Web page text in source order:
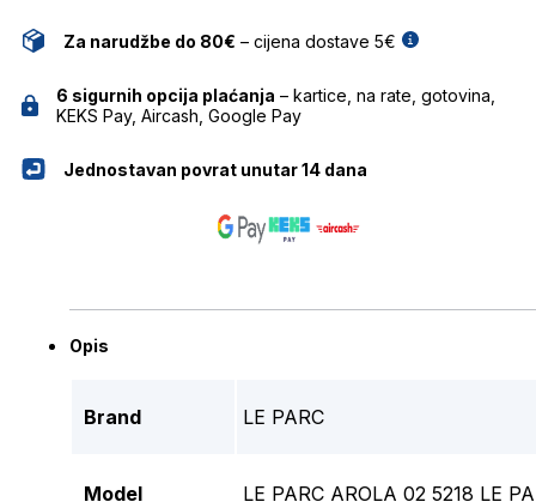
Za narudžbe do 80€ – cijena dostave 5€
6 sigurnih opcija plaćanja – kartice, na rate, gotovina,
KEKS Pay, Aircash, Google Pay
Jednostavan povrat unutar 14 dana
Opis
Brand LE PARC
Model LE PARC AROLA 02 5218 LE